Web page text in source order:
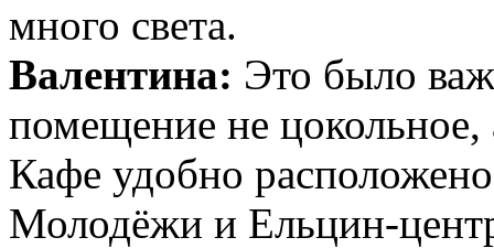
много света.
Валентина: Это было
помещение не
Кафе удобно
Молодёжи и Ельцин-